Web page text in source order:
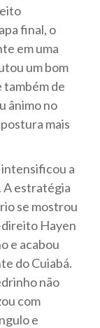
final, o
em uma
um bom
também de
ânimo no
mais
intensificou a
A estratégia
se mostrou
direito Hayen
e acabou
do Cuiabá.
não
com
e